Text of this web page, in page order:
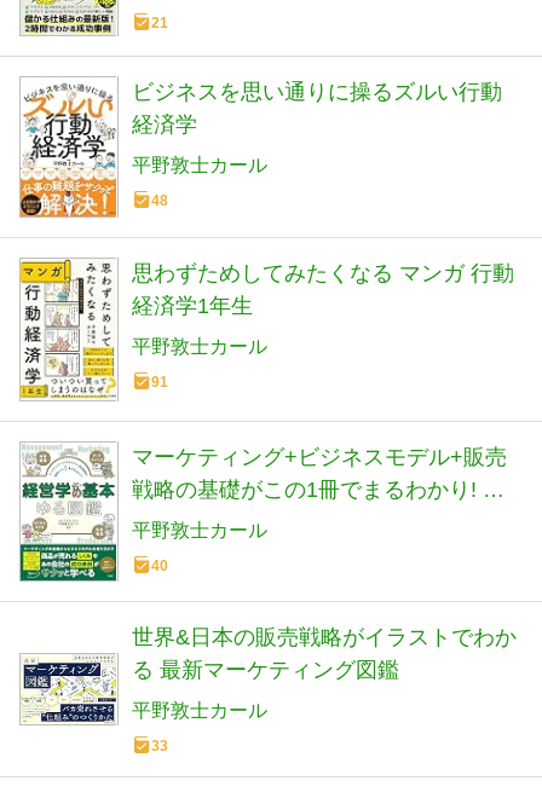
21
ビジネスを思い通りに操るズルい行動
経済学
平野敦士カール
48
思わずためしてみたくなる マンガ 行動
経済学1年生
平野敦士カール
91
マーケティング+ビジネスモデル+販売
戦略の基礎がこの1冊でまるわかり! 経
営学の基本ゆる図鑑
平野敦士カール
40
世界&日本の販売戦略がイラストでわか
る 最新マーケティング図鑑
平野敦士カール
33